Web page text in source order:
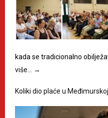
kada se tradicionalno
više…
→
Koliki dio plaće u